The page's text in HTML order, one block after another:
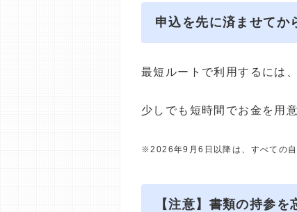
申込を先に済ませてか
最短ルートで利用するには
少しでも短時間でお金を用
※2026年9月6日以降は、すべての自
【注意】書類の持参を